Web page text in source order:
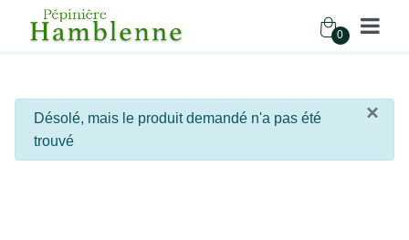
0
×
info
Désolé, mais le produit demandé n'a pas été
trouvé